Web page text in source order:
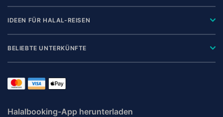
IDEEN FÜR HALAL-REISEN
BELIEBTE UNTERKÜNFTE
Halalbooking-App herunterladen